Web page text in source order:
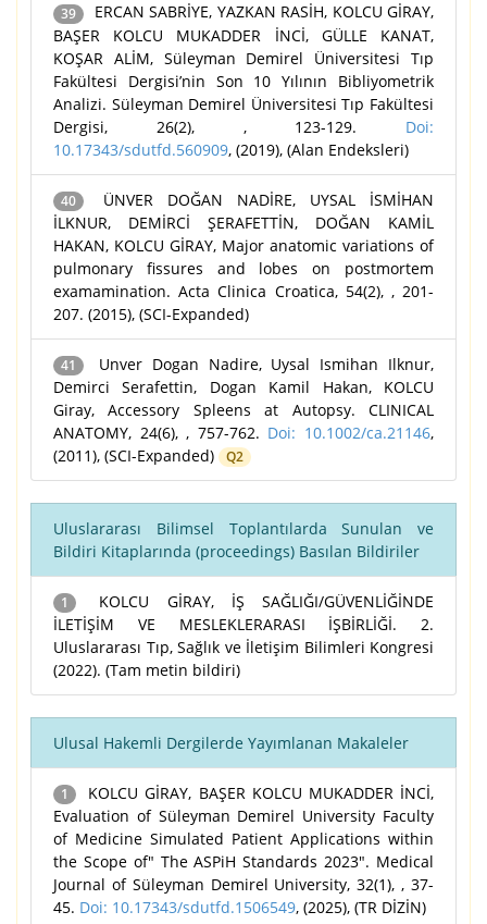
39
ERCAN SABRİYE, YAZKAN RASİH, KOLCU GİRAY,
BAŞER KOLCU MUKADDER İNCİ, GÜLLE KANAT,
KOŞAR ALİM, Süleyman Demirel Üniversitesi Tıp
Fakültesi Dergisi’nin Son 10 Yılının Bibliyometrik
Analizi. Süleyman Demirel Üniversitesi Tıp Fakültesi
Dergisi, 26(2), , 123-129. Doi:
10.17343/sdutfd.560909, (2019), (Alan Endeksleri)
40
ÜNVER DOĞAN NADİRE, UYSAL İSMİHAN
İLKNUR, DEMİRCİ ŞERAFETTİN, DOĞAN KAMİL
HAKAN, KOLCU GİRAY, Major anatomic variations of
pulmonary fissures and lobes on postmortem
examamination. Acta Clinica Croatica, 54(2), , 201-
207. (2015), (SCI-Expanded)
41
Unver Dogan Nadire, Uysal Ismihan Ilknur,
Demirci Serafettin, Dogan Kamil Hakan, KOLCU
Giray, Accessory Spleens at Autopsy. CLINICAL
ANATOMY, 24(6), , 757-762. Doi: 10.1002/ca.21146,
(2011), (SCI-Expanded)
Q2
Uluslararası Bilimsel Toplantılarda Sunulan ve
Bildiri Kitaplarında (proceedings) Basılan Bildiriler
1
KOLCU GİRAY, İŞ SAĞLIĞI/GÜVENLİĞİNDE
İLETİŞİM VE MESLEKLERARASI İŞBİRLİĞİ. 2.
Uluslararası Tıp, Sağlık ve İletişim Bilimleri Kongresi
(2022). (Tam metin bildiri)
Ulusal Hakemli Dergilerde Yayımlanan Makaleler
1
KOLCU GİRAY, BAŞER KOLCU MUKADDER İNCİ,
Evaluation of Süleyman Demirel University Faculty
of Medicine Simulated Patient Applications within
the Scope of" The ASPiH Standards 2023". Medical
Journal of Süleyman Demirel University, 32(1), , 37-
45. Doi: 10.17343/sdutfd.1506549, (2025), (TR DİZİN)